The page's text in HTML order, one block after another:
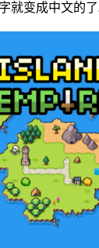
就变成中文的了